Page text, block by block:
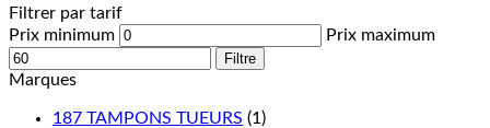
Filtrer par tarif
Prix minimum
Prix maximum
Filtre
Marques
187 TAMPONS TUEURS (1)